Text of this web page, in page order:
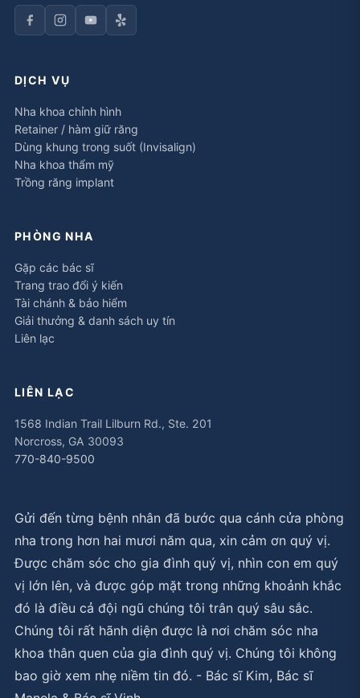
DỊCH VỤ
Nha khoa chỉnh hình
Retainer / hàm giữ răng
Dùng khung trong suốt (Invisalign)
Nha khoa thẩm mỹ
Trồng răng implant
PHÒNG NHA
Gặp các bác sĩ
Trang trao đổi ý kiến
Tài chánh & bảo hiểm
Giải thưởng & danh sách uy tín
Liên lạc
LIÊN LẠC
1568 Indian Trail Lilburn Rd., Ste. 201
Norcross, GA 30093
770-840-9500
Gửi đến từng bệnh nhân đã bước qua cánh cửa phòng
nha trong hơn hai mươi năm qua, xin cảm ơn quý vị.
Được chăm sóc cho gia đình quý vị, nhìn con em quý
vị lớn lên, và được góp mặt trong những khoảnh khắc
đó là điều cả đội ngũ chúng tôi trân quý sâu sắc.
Chúng tôi rất hãnh diện được là nơi chăm sóc nha
khoa thân quen của gia đình quý vị. Chúng tôi không
bao giờ xem nhẹ niềm tin đó. - Bác sĩ Kim, Bác sĩ